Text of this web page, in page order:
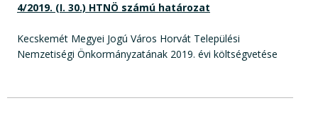
4/2019. (I. 30.) HTNÖ számú határozat
Kecskemét Megyei Jogú Város Horvát Települési
Nemzetiségi Önkormányzatának 2019. évi költségvetése